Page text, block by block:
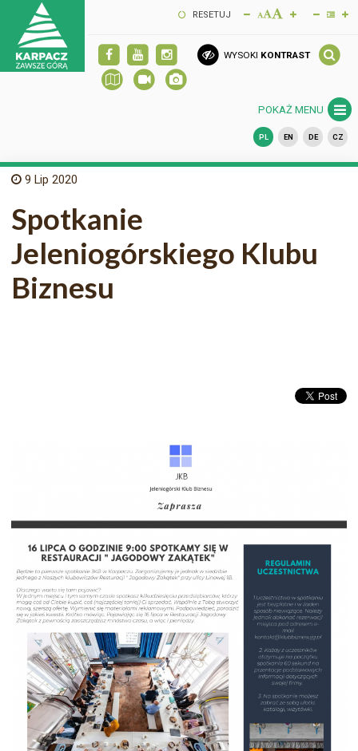
RESETUJ
WYSOKI KONTRAST
POKAŻ MENU
PL EN DE CZ
9 Lip 2020
Spotkanie
Jeleniogórskiego Klubu
Biznesu